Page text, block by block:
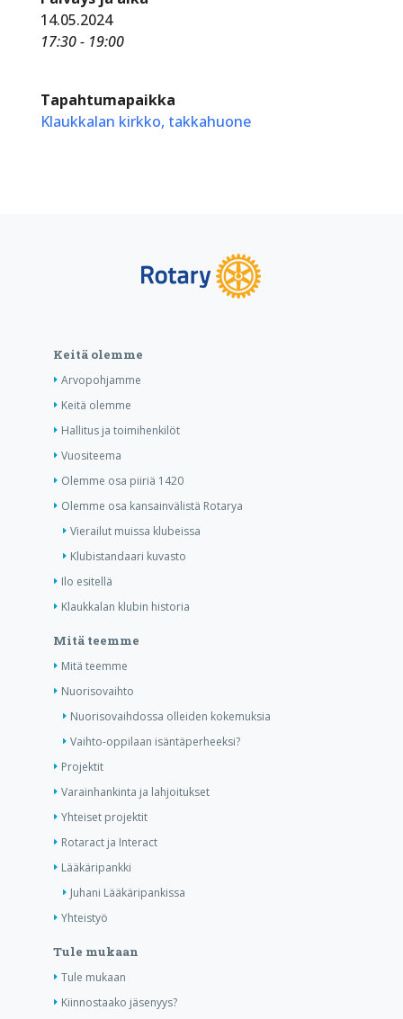
14.05.2024
17:30 - 19:00
Tapahtumapaikka
Klaukkalan kirkko, takkahuone
Keitä olemme
Arvopohjamme
Keitä olemme
Hallitus ja toimihenkilöt
Vuositeema
Olemme osa piiriä 1420
Olemme osa kansainvälistä Rotarya
Vierailut muissa klubeissa
Klubistandaari kuvasto
Ilo esitellä
Klaukkalan klubin historia
Mitä teemme
Mitä teemme
Nuorisovaihto
Nuorisovaihdossa olleiden kokemuksia
Vaihto-oppilaan isäntäperheeksi?
Projektit
Varainhankinta ja lahjoitukset
Yhteiset projektit
Rotaract ja Interact
Lääkäripankki
Juhani Lääkäripankissa
Yhteistyö
Tule mukaan
Tule mukaan
Kiinnostaako jäsenyys?